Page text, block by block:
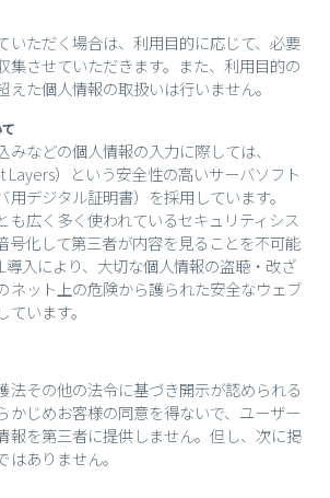
いただく場合は、利用目的に応じて、必要
集させていただきます。また、利用目的の
えた個人情報の取扱いは行いません。
みなどの個人情報の入力に際しては、
）という安全性の高いサーバソフト
用デジタル証明書）を採用しています。
も広く多く使われているセキュリティシス
号化して第三者が内容を見ることを不可能
導入により、大切な個人情報の盗聴・改ざ
ネット上の危険から護られた安全なウェブ
います。
法その他の法令に基づき開示が認められる
かじめお客様の同意を得ないで、ユーザー
報を第三者に提供しません。但し、次に掲
ありません。